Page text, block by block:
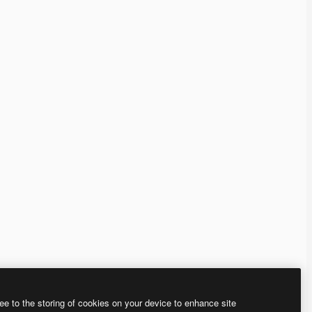
to the storing of cookies on your device to enhance site